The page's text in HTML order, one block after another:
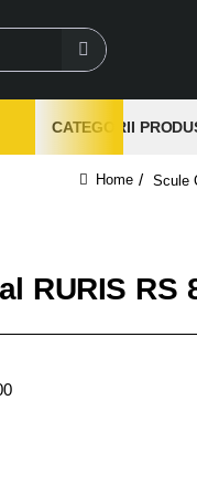
CATEGORII
Scule
RURIS RS